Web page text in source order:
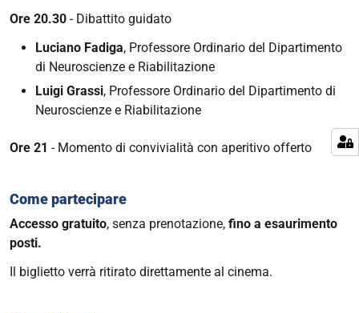
Ore 20.30 - Dibattito guidato
Luciano Fadiga, Professore Ordinario del Dipartimento
di Neuroscienze e Riabilitazione
Luigi Grassi, Professore Ordinario del Dipartimento di
Neuroscienze e Riabilitazione
Ore 21 - Momento di convivialità con aperitivo offerto
Come partecipare
Accesso gratuito, senza prenotazione, fino a esaurimento
posti.
Il biglietto verrà ritirato direttamente al cinema.